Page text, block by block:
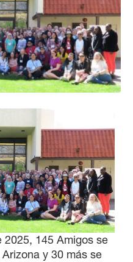
145 Amigos se
y 30 más se